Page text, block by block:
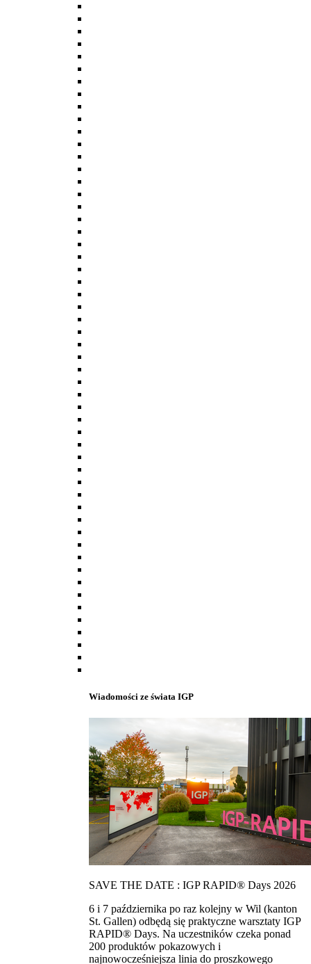
Wiadomości ze świata IGP
SAVE THE DATE : IGP RAPID® Days 2026
6 i 7 października po raz kolejny w Wil (kanton
St. Gallen) odbędą się praktyczne warsztaty IGP
RAPID® Days. Na uczestników czeka ponad
200 produktów pokazowych i
najnowocześniejsza linia do proszkowego